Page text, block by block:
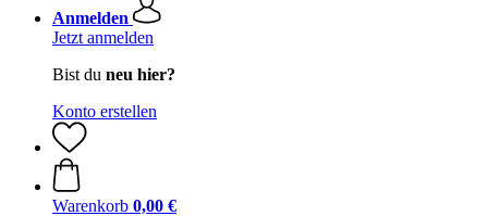
Anmelden
Jetzt anmelden
Bist du neu hier?
Konto erstellen
Warenkorb 0,00 €